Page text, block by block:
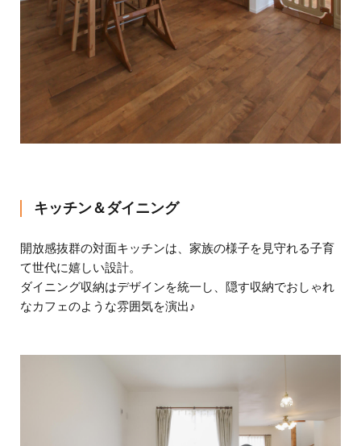
キッチン＆ダイニング
開放感抜群の対面キッチンは、家族の様子を見守れる子育
て世代に嬉しい設計。
ダイニング収納はデザインを統一し、隠す収納でおしゃれ
なカフェのような雰囲気を演出♪